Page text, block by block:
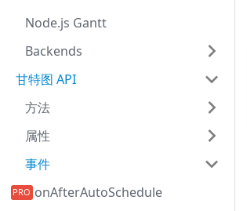
Node.js Gantt
Backends
甘特图 API
方法
属性
事件
onAfterAutoSchedule